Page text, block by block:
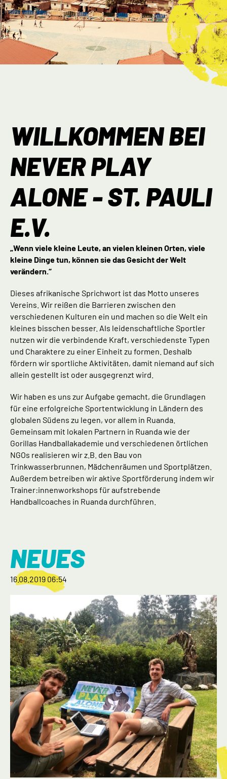
WILLKOMMEN BEI
NEVER PLAY
ALONE - ST. PAULI
E.V.
„Wenn viele kleine Leute, an vielen kleinen Orten, viele
kleine Dinge tun, können sie das Gesicht der Welt
verändern.“
Dieses afrikanische Sprichwort ist das Motto unseres
Vereins. Wir reißen die Barrieren zwischen den
verschiedenen Kulturen ein und machen so die Welt ein
kleines bisschen besser. Als leidenschaftliche Sportler
nutzen wir die verbindende Kraft, verschiedenste Typen
und Charaktere zu einer Einheit zu formen. Deshalb
fördern wir sportliche Aktivitäten, damit niemand auf sich
allein gestellt ist oder ausgegrenzt wird.
Wir haben es uns zur Aufgabe gemacht, die Grundlagen
für eine erfolgreiche Sportentwicklung in Ländern des
globalen Südens zu legen, vor allem in Ruanda.
Gemeinsam mit lokalen Partnern in Ruanda wie der
Gorillas Handballakademie und verschiedenen örtlichen
NGOs realisieren wir z.B. den Bau von
Trinkwasserbrunnen, Mädchenräumen und Sportplätzen.
Außerdem betreiben wir aktive Sportförderung indem wir
Trainer:innenworkshops für aufstrebende
Handballcoaches in Ruanda durchführen.
NEUES
16.08.2019 06:54